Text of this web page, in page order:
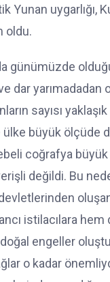
Yunan uygarlığı,
oldu.
günümüzde
dar yarımadadan
sayısı
ülke büyük ölçüde
coğrafya
değildi. Bu
istilacılara hem
doğal engeller
o kadar